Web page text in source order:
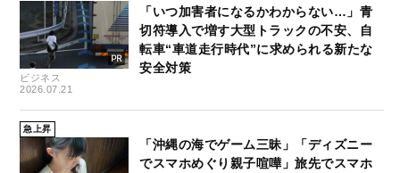
ビジネス
2026.07.21
「いつ加害者になるかわからない…」青
切符導入で増す大型トラックの不安、自
転車“車道走行時代”に求められる新たな
安全対策
急上昇
「沖縄の海でゲーム三昧」「ディズニー
でスマホめぐり親子喧嘩」旅先でスマホ